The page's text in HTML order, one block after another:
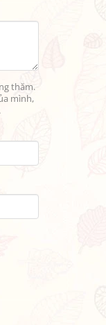
thăm.
mình,